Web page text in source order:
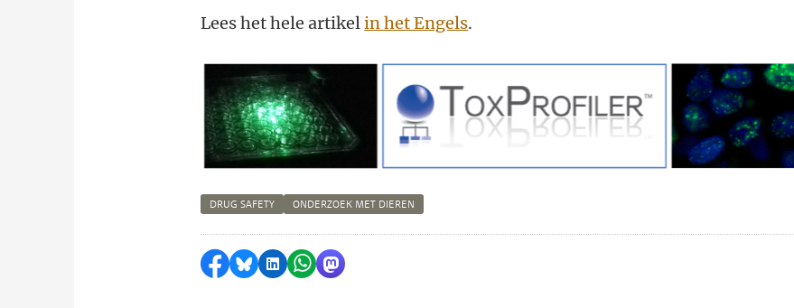
Lees het hele artikelin het Engels.
DRUG SAFETY ONDERZOEK MET DIEREN
Delen op Facebook
Delen via Bluesky
Delen op LinkedIn
Delen via WhatsApp
Delen via Mastodon